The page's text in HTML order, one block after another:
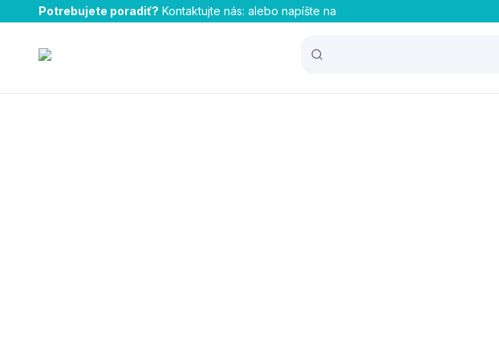
Potrebujete poradiť? Kontaktujte nás: alebo napíšte na